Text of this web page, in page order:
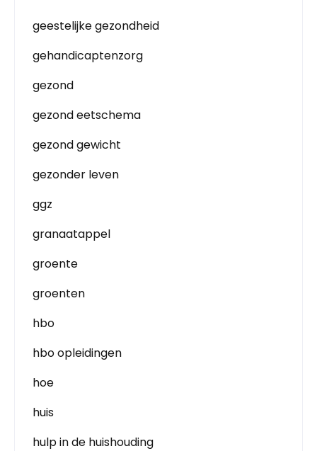
geestelijke gezondheid
gehandicaptenzorg
gezond
gezond eetschema
gezond gewicht
gezonder leven
ggz
granaatappel
groente
groenten
hbo
hbo opleidingen
hoe
huis
hulp in de huishouding